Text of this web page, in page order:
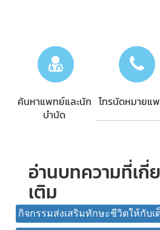
ค้นหาแพทย์และนัก
บำบัด
โทรนัดหมายแ
อ่านบทความที่เกี่
เติม
กิจกรรมส่งเสริมทักษะชีวิตให้กับเ